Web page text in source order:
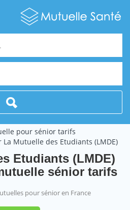
pour sénior tarifs
Mutuelle des Etudiants (LMDE)
Etudiants (LMDE)
sénior tarifs
pour sénior en France